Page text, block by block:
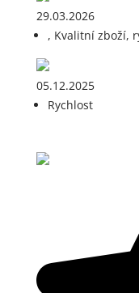
29.03.2026
, Kvalitní zboží,
05.12.2025
Rychlost